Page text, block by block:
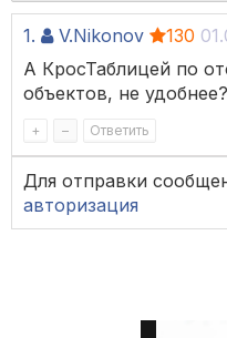
1. V.Nikonov 130
А КросТаблицей по
объектов, не удобнее?
+ – Ответить
Для отправки
авторизация